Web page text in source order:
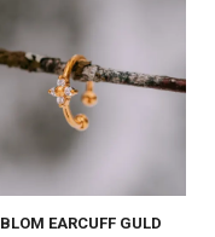
BLOM EARCUFF GULD